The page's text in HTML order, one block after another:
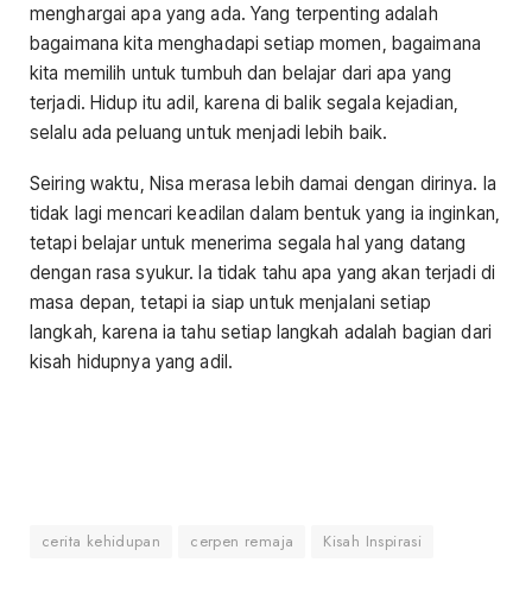
menghargai apa yang ada. Yang terpenting adalah
bagaimana kita menghadapi setiap momen, bagaimana
kita memilih untuk tumbuh dan belajar dari apa yang
terjadi. Hidup itu adil, karena di balik segala kejadian,
selalu ada peluang untuk menjadi lebih baik.
Seiring waktu, Nisa merasa lebih damai dengan dirinya. Ia
tidak lagi mencari keadilan dalam bentuk yang ia inginkan,
tetapi belajar untuk menerima segala hal yang datang
dengan rasa syukur. Ia tidak tahu apa yang akan terjadi di
masa depan, tetapi ia siap untuk menjalani setiap
langkah, karena ia tahu setiap langkah adalah bagian dari
kisah hidupnya yang adil.
cerita kehidupan cerpen remaja Kisah Inspirasi